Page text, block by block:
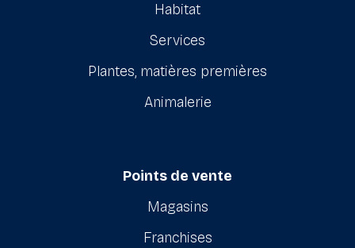
Habitat
Services
Plantes, matières premières
Animalerie
Points de vente
Magasins
Franchises